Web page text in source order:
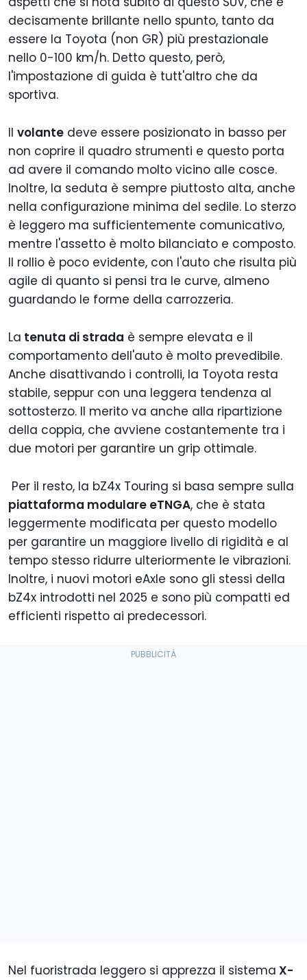
decisamente brillante nello spunto, tanto da
essere la Toyota (non GR) più prestazionale
nello 0-100 km/h. Detto questo, però,
l'impostazione di guida è tutt'altro che da
sportiva.
Il volante deve essere posizionato in basso per
non coprire il quadro strumenti e questo porta
ad avere il comando molto vicino alle cosce.
Inoltre, la seduta è sempre piuttosto alta, anche
nella configurazione minima del sedile. Lo sterzo
è leggero ma sufficientemente comunicativo,
mentre l'assetto è molto bilanciato e composto.
Il rollio è poco evidente, con l'auto che risulta più
agile di quanto si pensi tra le curve, almeno
guardando le forme della carrozzeria.
La tenuta di strada è sempre elevata e il
comportamento dell'auto è molto prevedibile.
Anche disattivando i controlli, la Toyota resta
stabile, seppur con una leggera tendenza al
sottosterzo. Il merito va anche alla ripartizione
della coppia, che avviene costantemente tra i
due motori per garantire un grip ottimale.
Per il resto, la bZ4x Touring si basa sempre sulla
piattaforma modulare eTNGA, che è stata
leggermente modificata per questo modello
per garantire un maggiore livello di rigidità e al
tempo stesso ridurre ulteriormente le vibrazioni.
Inoltre, i nuovi motori eAxle sono gli stessi della
bZ4x introdotti nel 2025 e sono più compatti ed
efficienti rispetto ai predecessori.
Nel fuoristrada leggero si apprezza il sistema X-